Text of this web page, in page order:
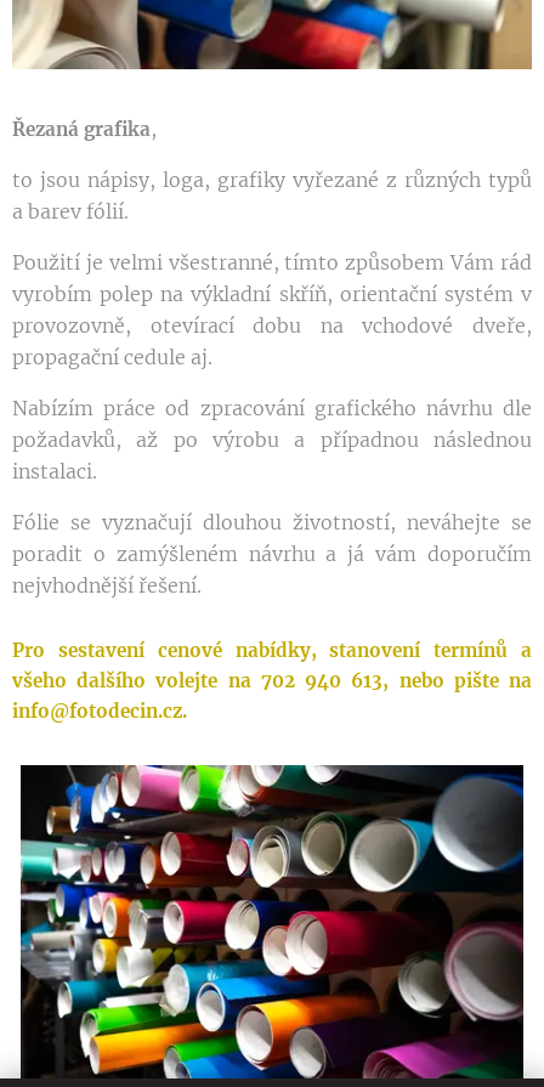
Řezaná grafika,
to jsou nápisy, loga, grafiky vyřezané z různých typů
a barev fólií.
Použití je velmi všestranné, tímto způsobem Vám rád
vyrobím polep na výkladní skříň, orientační systém v
provozovně, otevírací dobu na vchodové dveře,
propagační cedule aj.
Nabízím práce od zpracování grafického návrhu dle
požadavků, až po výrobu a případnou následnou
instalaci.
Fólie se vyznačují dlouhou životností, neváhejte se
poradit o zamýšleném návrhu a já vám doporučím
nejvhodnější řešení.
Pro sestavení cenové nabídky, stanovení termínů a
všeho dalšího volejte na 702 940 613, nebo pište na
info@fotodecin.cz.